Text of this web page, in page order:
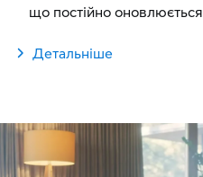
що постійно оновлюється
Детальніше